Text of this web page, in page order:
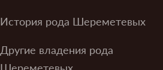
История рода Шереметевых
Другие владения рода